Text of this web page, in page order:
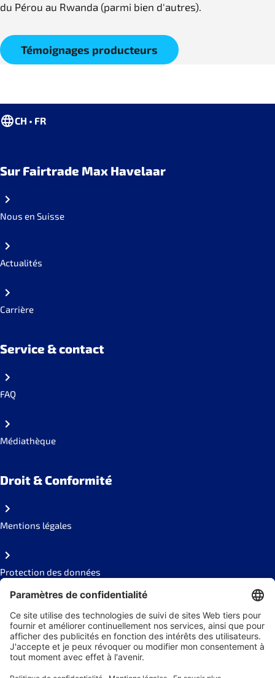
du Pérou au Rwanda (parmi bien d'autres).
Témoignages producteurs
CH • FR
Sur Fairtrade Max Havelaar
Nous en Suisse
Actualités
Carrière
Service & contact
FAQ
Médiathèque
Droit & Conformité
Mentions légales
Protection des données
Code of conduct
Social Links